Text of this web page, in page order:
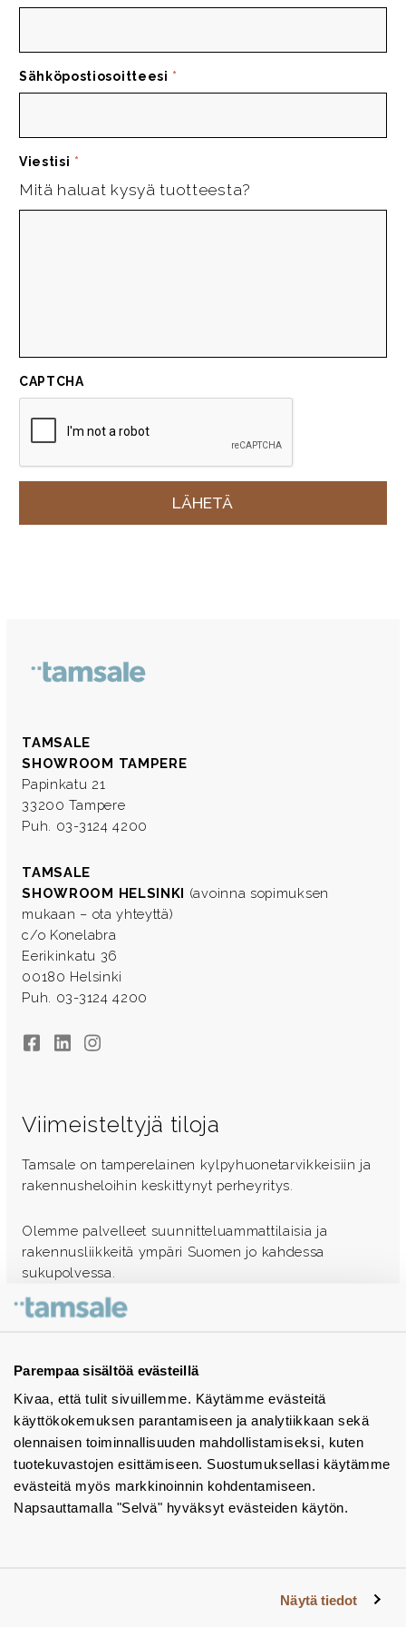
Parempaa sisältöä evästeillä
Kivaa, että tulit sivuillemme. Käytämme evästeitä
käyttökokemuksen parantamiseen ja analytiikkaan sekä
olennaisen toiminnallisuuden mahdollistamiseksi, kuten
tuotekuvastojen esittämiseen. Suostumuksellasi käytämme
evästeitä myös markkinoinnin kohdentamiseen.
Napsauttamalla "Selvä" hyväksyt evästeiden käytön.
Näytä tiedot
Sähköpostiosoitteesi *
Viestisi *
Mitä haluat kysyä tuotteesta?
CAPTCHA
TAMSALE
SHOWROOM TAMPERE
Papinkatu 21
33200 Tampere
Puh. 03-3124 4200
TAMSALE
SHOWROOM HELSINKI (avoinna sopimuksen
mukaan – ota yhteyttä)
c/o Konelabra
Eerikinkatu 36
00180 Helsinki
Puh. 03-3124 4200
FacebookLinkedInInstagram
Viimeisteltyjä tiloja
Tamsale on tamperelainen kylpyhuonetarvikkeisiin ja
rakennusheloihin keskittynyt perheyritys.
Olemme palvelleet suunnitteluammattilaisia ja
rakennusliikkeitä ympäri Suomen jo kahdessa
sukupolvessa.
Ota yhteyttä - autamme mielellämme
Tuotekuvastot
Instagram
BIM-objektit
Yhteystiedot
Tiedotteet